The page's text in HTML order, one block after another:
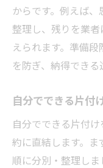
からです。例えば
整理し、残りを業
えられます。準備
を防ぎ、納得できる
自分でできる片付
自分でできる片付
約に直結します。
順に分別・整理し